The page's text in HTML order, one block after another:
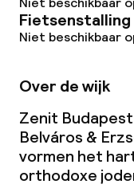
Beleid
Overal
Fietsenstalling
Niet beschikbaar
Over de wijk
Zenit
Belváros &
vormen het
orthodoxe